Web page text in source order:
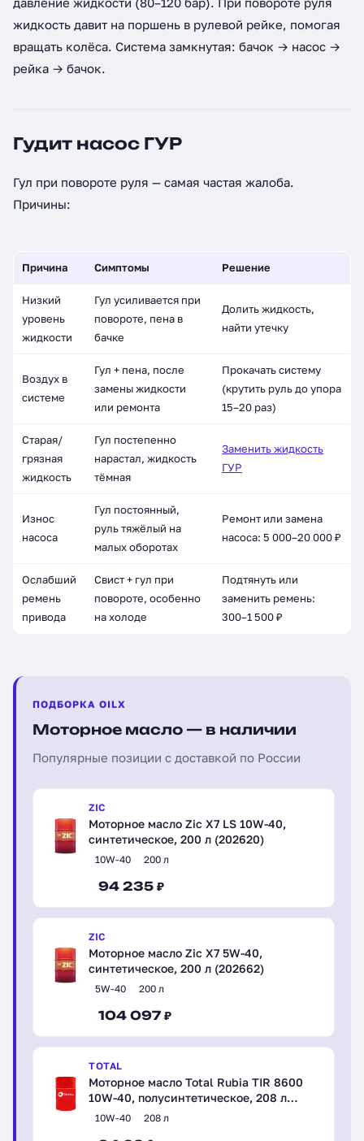
жидкость давит на поршень в рулевой рейке, помогая
вращать колёса. Система замкнутая: бачок → насос →
рейка → бачок.
Гудит насос ГУР
Гул при повороте руля — самая частая жалоба.
Причины:
Причина Симптомы Решение
Низкий
уровень
жидкости
Гул усиливается при
повороте, пена в
бачке
Долить жидкость,
найти утечку
Воздух в
системе
Гул + пена, после
замены жидкости
или ремонта
Прокачать систему
(крутить руль до упора
15–20 раз)
Старая/
грязная
жидкость
Гул постепенно
нарастал, жидкость
тёмная
Заменить жидкость
ГУР
Износ
насоса
Гул постоянный,
руль тяжёлый на
малых оборотах
Ремонт или замена
насоса: 5 000–20 000 ₽
Ослабший
ремень
привода
Свист + гул при
повороте, особенно
на холоде
Подтянуть или
заменить ремень:
300–1 500 ₽
ПОДБОРКА OILX
Моторное масло — в наличии
Популярные позиции с доставкой по России
ZIC
Моторное масло Zic X7 LS 10W-40,
синтетическое, 200 л (202620)
10W-40 200 л
94 235 ₽
ZIC
Моторное масло Zic X7 5W-40,
синтетическое, 200 л (202662)
5W-40 200 л
104 097 ₽
TOTAL
Моторное масло Total Rubia TIR 8600
10W-40, полусинтетическое, 208 л
(110800)
10W-40 208 л